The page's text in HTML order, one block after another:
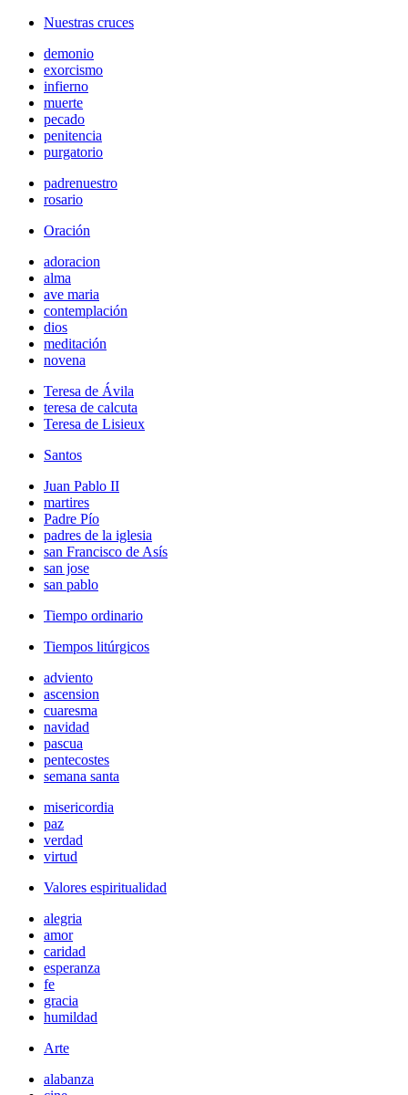
Nuestras cruces
demonio
exorcismo
infierno
muerte
pecado
penitencia
purgatorio
padrenuestro
rosario
Oración
adoracion
alma
ave maria
contemplación
dios
meditación
novena
Teresa de Ávila
teresa de calcuta
Teresa de Lisieux
Santos
Juan Pablo II
martires
Padre Pío
padres de la iglesia
san Francisco de Asís
san jose
san pablo
Tiempo ordinario
Tiempos litúrgicos
adviento
ascension
cuaresma
navidad
pascua
pentecostes
semana santa
misericordia
paz
verdad
virtud
Valores espiritualidad
alegria
amor
caridad
esperanza
fe
gracia
humildad
Arte
alabanza